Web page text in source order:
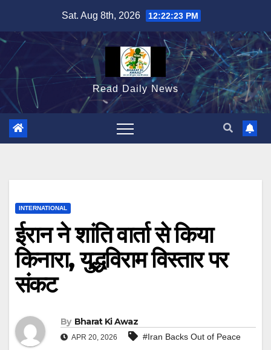
content
Sat. Aug 8th, 2026 12:22:24 PM
Read Daily News
INTERNATIONAL
ईरान ने शांति वार्ता से किया
किनारा, युद्धविराम विस्तार पर
संकट
By Bharat Ki Awaz
APR 20, 2026
#Iran Backs Out of Peace